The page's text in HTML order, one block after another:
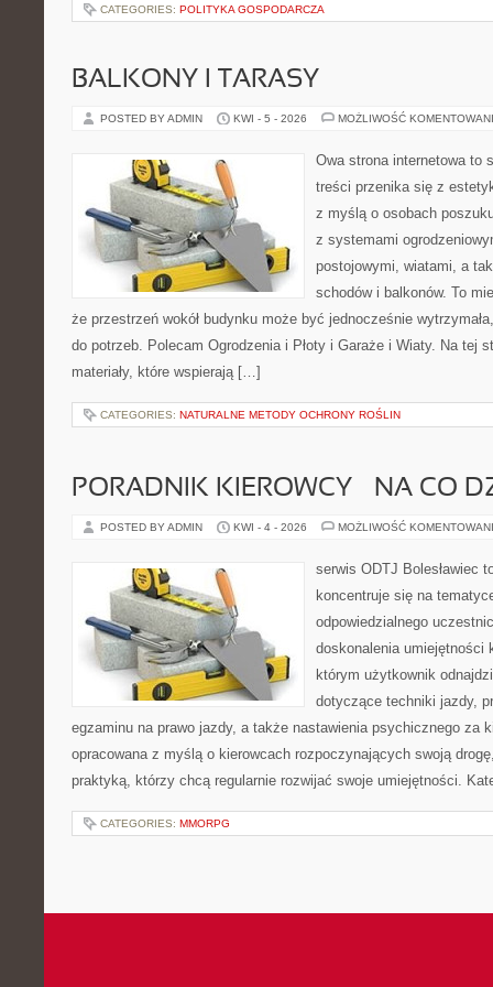
CATEGORIES: POLITYKA GOSPODARCZA
BALKONY I TARASY
POSTED BY ADMIN KWI - 5 - 2026 MOŻLIWOŚĆ
Owa strona internetowa to
treści przenika się z
z myślą o osobach
z systemami
postojowymi, wiatami, a
schodów i balkonów. To
że przestrzeń wokół budynku może być jednocześnie
do potrzeb. Polecam Ogrodzenia i Płoty i Garaże i Wiaty. Na tej
materiały, które wspierają […]
CATEGORIES: NATURALNE METODY OCHRONY ROŚLIN
PORADNIK KIEROWCY – NA CO
POSTED BY ADMIN KWI - 4 - 2026 MOŻLIWOŚĆ
serwis ODTJ Bolesławiec
koncentruje się na
odpowiedzialnego
doskonalenia umiejętności
którym użytkownik
dotyczące techniki jazdy,
egzaminu na prawo jazdy, a także nastawienia psychicznego za
opracowana z myślą o kierowcach rozpoczynających swoją
praktyką, którzy chcą regularnie rozwijać swoje umiejętności.
CATEGORIES: MMORPG